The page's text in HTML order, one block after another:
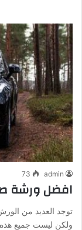
admin
73
افضل ورشة
توجد العديد من
ولكن ليست جميع